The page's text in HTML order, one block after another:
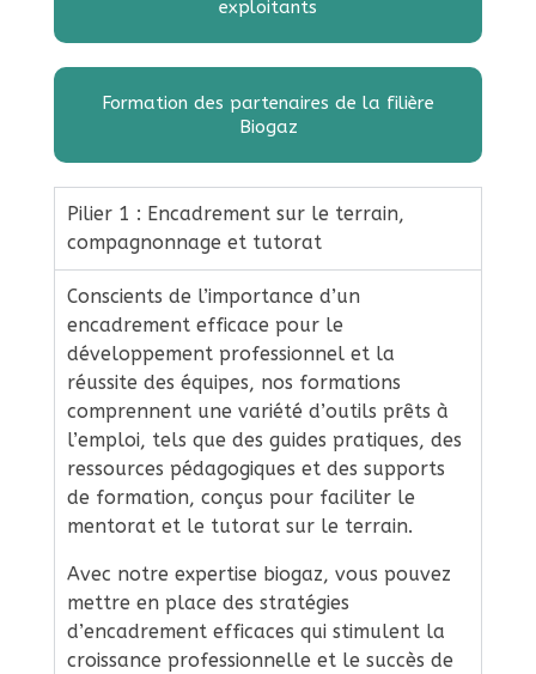
n
p
b
exploitants
Formation des partenaires de la filière
Biogaz
Pilier 1 : Encadrement sur le terrain,
compagnonnage et tutorat
Conscients de l’importance d’un
encadrement efficace pour le
développement professionnel et la
réussite des équipes, nos formations
comprennent une variété d’outils prêts à
l’emploi, tels que des guides pratiques, des
ressources pédagogiques et des supports
de formation, conçus pour faciliter le
mentorat et le tutorat sur le terrain.
Avec notre expertise biogaz, vous pouvez
mettre en place des stratégies
d’encadrement efficaces qui stimulent la
croissance professionnelle et le succès de